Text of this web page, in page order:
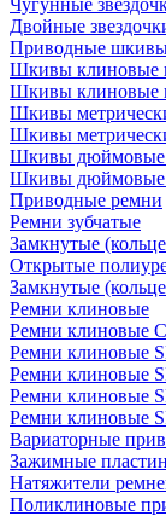
Чугунные
Двойные
Приводные
Шкивы клиновые
Шкивы клиновые
Шкивы
Шкивы
Шкивы дюймовые
Шкивы дюймовые
Приводные ремни
Ремни зубчатые
Замкнутые
Открытые
Замкнутые
Ремни клиновые
Ремни клиновые
Ремни клиновые
Ремни клиновые
Ремни клиновые
Ремни клиновые
Вариаторные
Зажимные
Натяжители
Поликлиновые